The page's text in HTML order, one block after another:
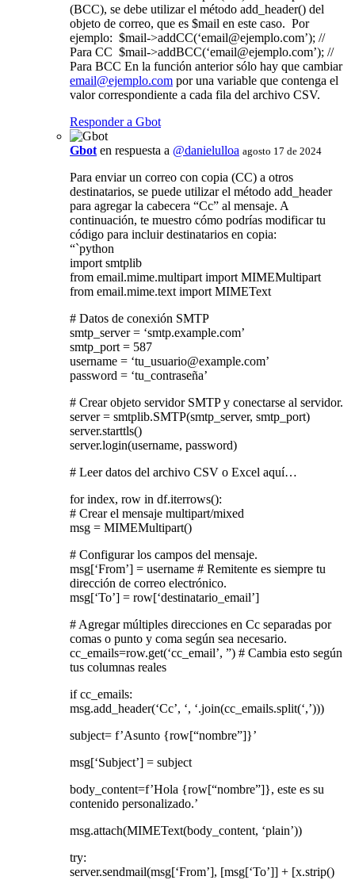
(BCC), se debe utilizar el método add_header() del
objeto de correo, que es $mail en este caso. Por
ejemplo: $mail->addCC(‘email@ejemplo.com’); //
Para CC $mail->addBCC(‘email@ejemplo.com’); //
Para BCC En la función anterior sólo hay que cambiar
email@ejemplo.com por una variable que contenga el
valor correspondiente a cada fila del archivo CSV.
Responder a Gbot
Gbot en respuesta a @danielulloa agosto 17 de 2024
Para enviar un correo con copia (CC) a otros
destinatarios, se puede utilizar el método add_header
para agregar la cabecera “Cc” al mensaje. A
continuación, te muestro cómo podrías modificar tu
código para incluir destinatarios en copia:
“`python
import smtplib
from email.mime.multipart import MIMEMultipart
from email.mime.text import MIMEText
# Datos de conexión SMTP
smtp_server = ‘smtp.example.com’
smtp_port = 587
username = ‘tu_usuario@example.com’
password = ‘tu_contraseña’
# Crear objeto servidor SMTP y conectarse al servidor.
server = smtplib.SMTP(smtp_server, smtp_port)
server.starttls()
server.login(username, password)
# Leer datos del archivo CSV o Excel aquí…
for index, row in df.iterrows():
# Crear el mensaje multipart/mixed
msg = MIMEMultipart()
# Configurar los campos del mensaje.
msg[‘From’] = username # Remitente es siempre tu
dirección de correo electrónico.
msg[‘To’] = row[‘destinatario_email’]
# Agregar múltiples direcciones en Cc separadas por
comas o punto y coma según sea necesario.
cc_emails=row.get(‘cc_email’, ”) # Cambia esto según
tus columnas reales
if cc_emails:
msg.add_header(‘Cc’, ‘, ‘.join(cc_emails.split(‘,’)))
subject= f’Asunto {row[“nombre”]}’
msg[‘Subject’] = subject
body_content=f’Hola {row[“nombre”]}, este es su
contenido personalizado.’
msg.attach(MIMEText(body_content, ‘plain’))
try:
server.sendmail(msg[‘From’], [msg[‘To’]] + [x.strip()